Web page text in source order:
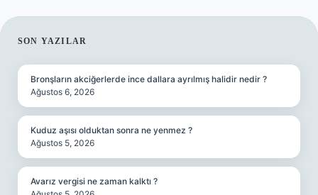
SIDEBAR
SON YAZILAR
Bronşların akciğerlerde ince dallara ayrılmış halidir nedir ?
Ağustos 6, 2026
Kuduz aşısı olduktan sonra ne yenmez ?
Ağustos 5, 2026
Avarız vergisi ne zaman kalktı ?